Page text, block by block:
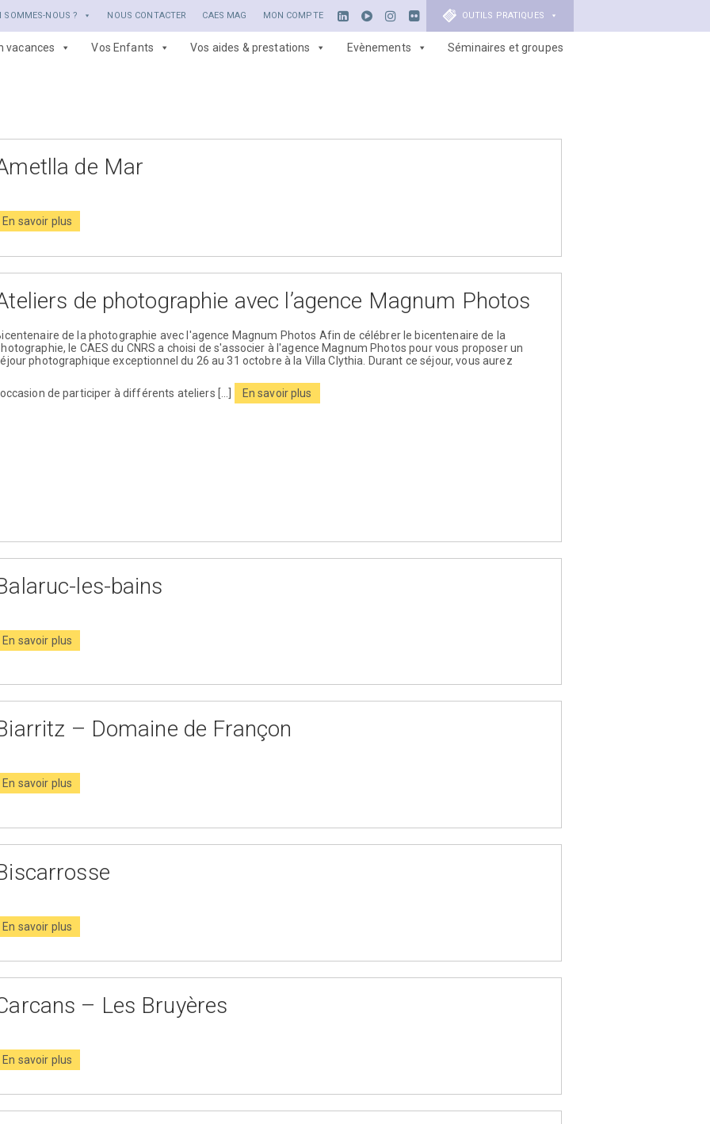
SOMMES-NOUS ? NOUS CONTACTER CAES MAG MON COMPTE OUTILS PRATIQUES
vacances Vos Enfants Vos aides & prestations Evènements Séminaires et groupes
de Mar
En savoir plus
de photographie avec l’agence Magnum Photos
de la photographie avec l'agence Magnum Photos Afin de célébrer le bicentenaire de la
le CAES du CNRS a choisi de s'associer à l'agence Magnum Photos pour vous proposer un
photographique exceptionnel du 26 au 31 octobre à la Villa Clythia. Durant ce séjour, vous aurez
de participer à différents ateliers [...] En savoir plus
les-bains
En savoir plus
– Domaine de Françon
En savoir plus
En savoir plus
– Les Bruyères
En savoir plus